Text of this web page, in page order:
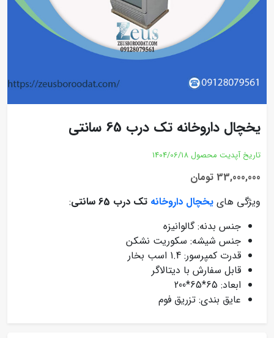
یخچال داروخانه تک درب 65 سانتی
تاریخ آپدیت محصول 1404/06/18
33,000,000 تومان
ویژگی های یخچال داروخانه تک درب 65 سانتی
:
جنس بدنه: گالوانیزه
جنس شیشه: سکوریت نشکن
قدرت کمپرسور: 1.4 اسب بخار
قابل سفارش با دیتالاگر
ابعاد: 65*65*200
عایق بندی: تزریق فوم